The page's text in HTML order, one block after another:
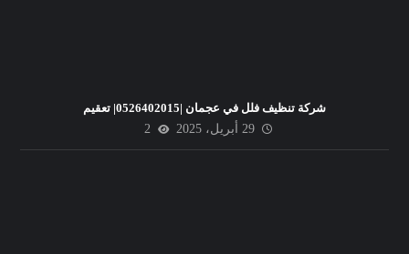
شركة تنظيف فلل في عجمان |0526402015| تعقيم
29 أبريل، 2025
2